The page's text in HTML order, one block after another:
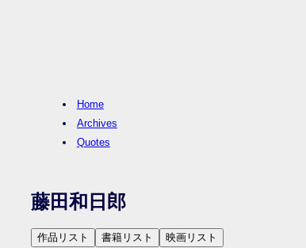
Home
Archives
Quotes
藤田和日郎
作品リスト 書籍リスト 映画リスト